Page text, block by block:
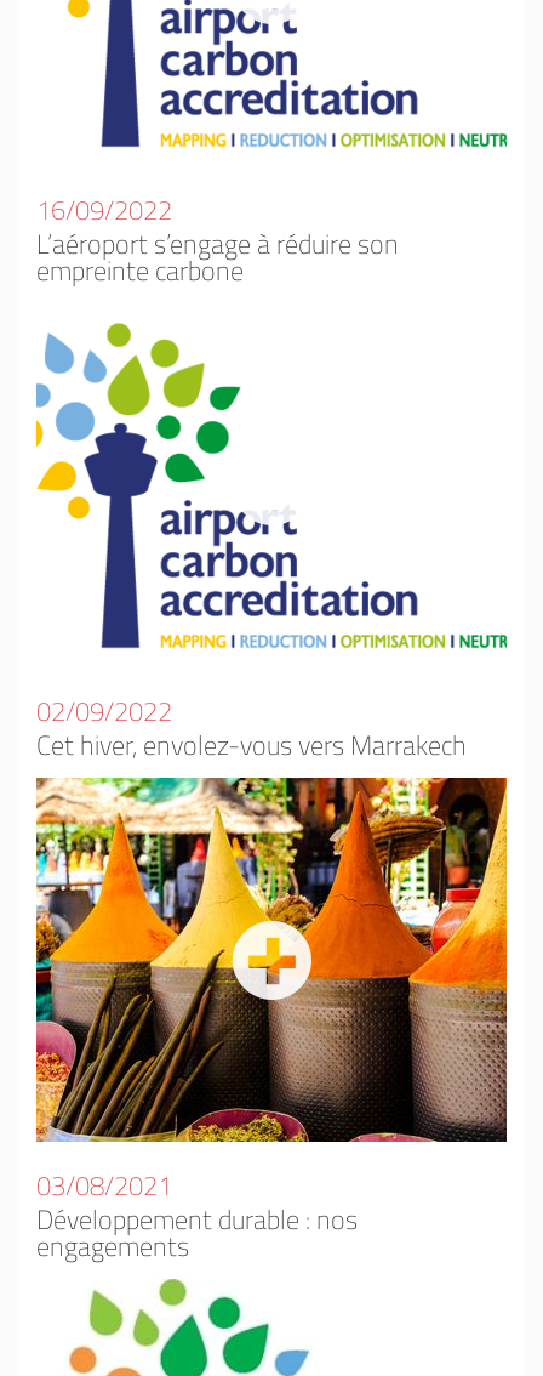
16/09/2022
L’aéroport s’engage à réduire son
empreinte carbone
02/09/2022
Cet hiver, envolez-vous vers Marrakech
03/08/2021
Développement durable : nos
engagements